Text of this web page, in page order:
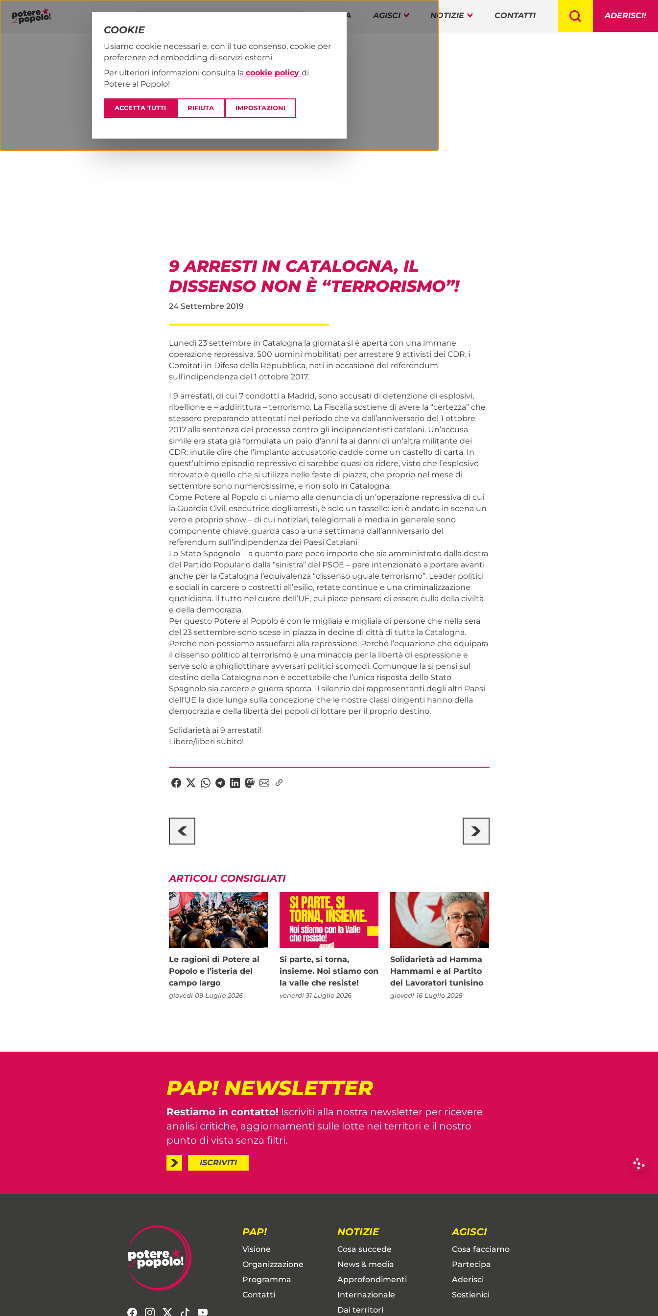
PROGRAMMA AGISCI NOTIZIE CONTATTI ADERISCI!
PAP! NOTIZIE NEWS & MEDIA
9 ARRESTI IN CATALOGNA, IL
DISSENSO NON È “TERRORISMO”!
24 Settembre 2019
Lunedì 23 settembre in Catalogna la giornata si è aperta con una immane
operazione repressiva. 500 uomini mobilitati per arrestare 9 attivisti dei CDR, i
Comitati in Difesa della Repubblica, nati in occasione del referendum
sull’indipendenza del 1 ottobre 2017.
I 9 arrestati, di cui 7 condotti a Madrid, sono accusati di detenzione di esplosivi,
ribellione e – addirittura – terrorismo. La Fiscalìa sostiene di avere la “certezza” che
stessero preparando attentati nel periodo che va dall’anniversario del 1 ottobre
2017 alla sentenza del processo contro gli indipendentisti catalani. Un’accusa
simile era stata già formulata un paio d’anni fa ai danni di un’altra militante dei
CDR: inutile dire che l’impianto accusatorio cadde come un castello di carta. In
quest’ultimo episodio repressivo ci sarebbe quasi da ridere, visto che l’esplosivo
ritrovato è quello che si utilizza nelle feste di piazza, che proprio nel mese di
settembre sono numerosissime, e non solo in Catalogna.
Come Potere al Popolo ci uniamo alla denuncia di un’operazione repressiva di cui
la Guardia Civil, esecutrice degli arresti, è solo un tassello: ieri è andato in scena un
vero e proprio show – di cui notiziari, telegiornali e media in generale sono
componente chiave, guarda caso a una settimana dall’anniversario del
referendum sull’indipendenza dei Paesi Catalani
Lo Stato Spagnolo – a quanto pare poco importa che sia amministrato dalla destra
del Partido Popular o dalla “sinistra” del PSOE – pare intenzionato a portare avanti
anche per la Catalogna l’equivalenza “dissenso uguale terrorismo”. Leader politici
e sociali in carcere o costretti all’esilio, retate continue e una criminalizzazione
quotidiana. Il tutto nel cuore dell’UE, cui piace pensare di essere culla della civiltà
e della democrazia.
Per questo Potere al Popolo è con le migliaia e migliaia di persone che nella sera
del 23 settembre sono scese in piazza in decine di città di tutta la Catalogna.
Perché non possiamo assuefarci alla repressione. Perché l’equazione che equipara
il dissenso politico al terrorismo è una minaccia per la libertà di espressione e
serve solo a ghigliottinare avversari politici scomodi. Comunque la si pensi sul
destino della Catalogna non è accettabile che l’unica risposta dello Stato
Spagnolo sia carcere e guerra sporca. Il silenzio dei rappresentanti degli altri Paesi
dell’UE la dice lunga sulla concezione che le nostre classi dirigenti hanno della
democrazia e della libertà dei popoli di lottare per il proprio destino.
Solidarietà ai 9 arrestati!
Libere/liberi subito!
ARTICOLI CONSIGLIATI
Le ragioni di Potere al
Popolo e l’isteria del
campo largo
giovedì 09 Luglio 2026
Si parte, si torna,
insieme. Noi stiamo con
la valle che resiste!
venerdì 31 Luglio 2026
Solidarietà ad Hamma
Hammami e al Partito
dei Lavoratori tunisino
giovedì 16 Luglio 2026
PAP! NEWSLETTER
Restiamo in contatto! Iscriviti alla nostra newsletter per ricevere
analisi critiche, aggiornamenti sulle lotte nei territori e il nostro
punto di vista senza filtri.
ISCRIVITI
PAP!
Visione
Organizzazione
Programma
Contatti
NOTIZIE
Cosa succede
News & media
Approfondimenti
Internazionale
Dai territori
AGISCI
Cosa facciamo
Partecipa
Aderisci
Sostienici
COOKIE
Usiamo cookie necessari e, con il tuo consenso, cookie per
preferenze ed embedding di servizi esterni.
Per ulteriori informazioni consulta la cookie policy di
Potere al Popolo!
ACCETTA TUTTI RIFIUTA IMPOSTAZIONI